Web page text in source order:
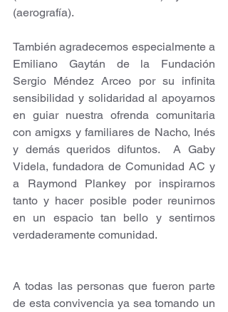
(aerografía).
También agradecemos especialmente a
Emiliano Gaytán de la Fundación
Sergio Méndez Arceo por su infinita
sensibilidad y solidaridad al apoyarnos
en guiar nuestra ofrenda comunitaria
con amigxs y familiares de Nacho, Inés
y demás queridos difuntos.  A Gaby
Videla, fundadora de Comunidad AC y
a Raymond Plankey por inspirarnos
tanto y hacer posible poder reunirnos
en un espacio tan bello y sentirnos
verdaderamente comunidad.
A todas las personas que fueron parte
de esta convivencia ya sea tomando un